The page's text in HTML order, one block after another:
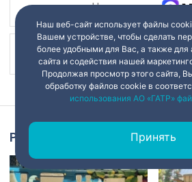
Наш канал в
Наш канал в
Репортаж
Наш веб-сайт использует файлы
Вашем устройстве, чтобы сделать
более удобными для Вас, а также для
сайта и содействия нашей
Продолжая просмотр этого сайта,
обработку файлов cookie в
использования АО «ГАТР»
Принять